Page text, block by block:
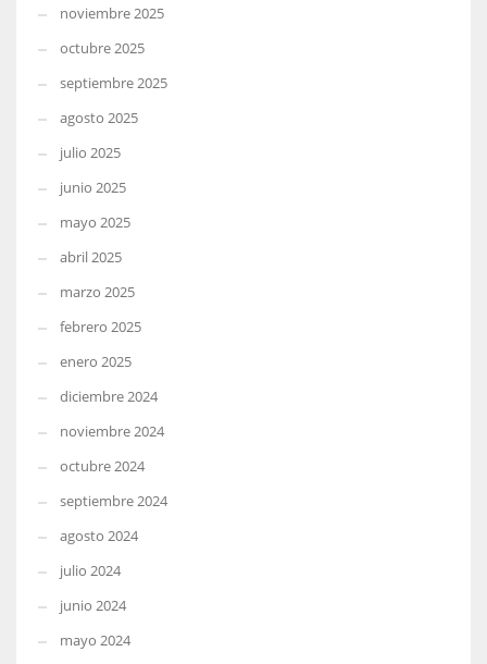
noviembre 2025
octubre 2025
septiembre 2025
agosto 2025
julio 2025
junio 2025
mayo 2025
abril 2025
marzo 2025
febrero 2025
enero 2025
diciembre 2024
noviembre 2024
octubre 2024
septiembre 2024
agosto 2024
julio 2024
junio 2024
mayo 2024